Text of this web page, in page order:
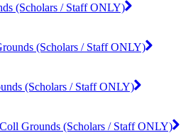
(Scholars / Staff ONLY)
(Scholars / Staff ONLY)
(Scholars / Staff ONLY)
Grounds (Scholars / Staff ONLY)